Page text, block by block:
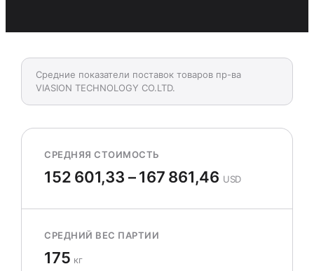
Средние показатели поставок товаров пр-ва
VIASION TECHNOLOGY CO.LTD.
СРЕДНЯЯ СТОИМОСТЬ
152 601,33 – 167 861,46 USD
СРЕДНИЙ ВЕС ПАРТИИ
175 кг